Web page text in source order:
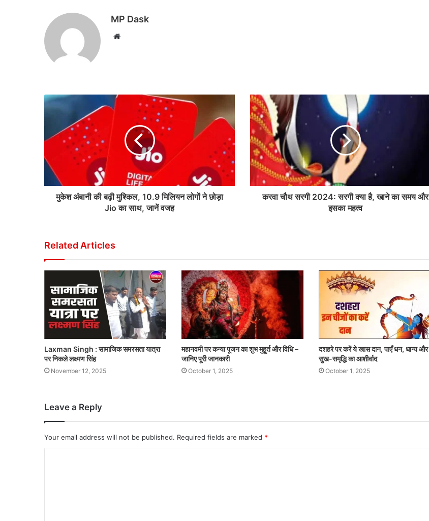
MP Dask
Website
मुकेश अंबानी की बढ़ी मुश्किल, 10.9 मिलियन लोगों ने छोड़ा
Jio का साथ, जानें वजह
करवा चौथ सरगी 2024: सरगी क्या है, खाने का समय और
इसका महत्व
Related Articles
Laxman Singh : सामाजिक समरसता यात्रा
पर निकले लक्ष्मण सिंह
November 12, 2025
महानवमी पर कन्या पूजन का शुभ मुहूर्त और विधि –
जानिए पूरी जानकारी
October 1, 2025
दशहरे पर करें ये खास दान, पाएँ धन, धान्य और
सुख-समृद्धि का आशीर्वाद
October 1, 2025
Leave a Reply
Your email address will not be published. Required fields are marked *